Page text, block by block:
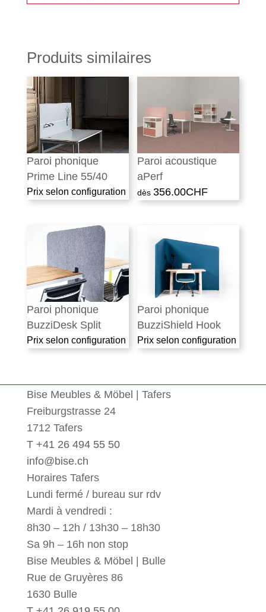
Produits similaires
Paroi phonique
Prime Line 55/40
Prix selon configuration
Paroi acoustique
aPerf
356.00CHF
Paroi phonique
BuzziDesk Split
Prix selon configuration
Paroi phonique
BuzziShield Hook
Prix selon configuration
Bise Meubles & Möbel | Tafers
Freiburgstrasse 24
1712 Tafers
T +41 26 494 55 50
info@bise.ch
Horaires Tafers
Lundi fermé / bureau sur rdv
Mardi à vendredi :
8h30 – 12h / 13h30 – 18h30
Sa 9h – 16h non stop
Bise Meubles & Möbel | Bulle
Rue de Gruyères 86
1630 Bulle